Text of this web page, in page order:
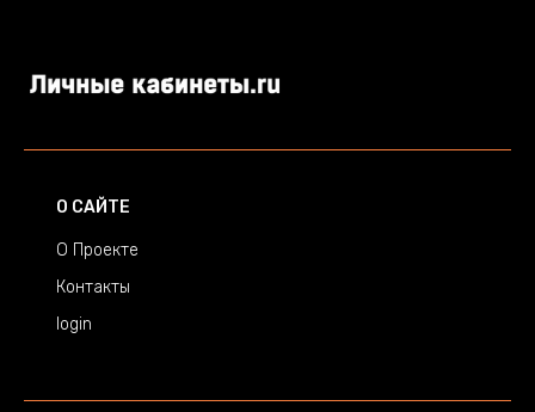
О САЙТЕ
О Проекте
Контакты
login